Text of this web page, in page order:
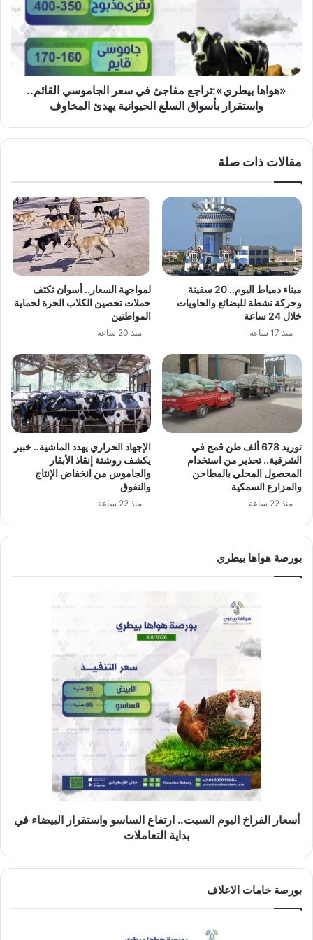
الجاموسي
القائم..
واستقرار
بأسواق
السلع«هواها بيطري»:تراجع مفاجئ في سعر الجاموسي القائم..
واستقرار بأسواق السلع الحيوانية يهدئ المخاوف
مقالات ذات صلة
ميناء دمياط اليوم.. 20 سفينة
وحركة نشطة للبضائع والحاويات
خلال 24 ساعة
منذ 17 ساعة
لمواجهة السعار.. أسوان تكثف
حملات تحصين الكلاب الحرة لحماية
المواطنين
منذ 20 ساعة
توريد 678 ألف طن قمح في
الشرقية.. تحذير من استخدام
المحصول المحلي بالمطاحن
والمزارع السمكية
منذ 22 ساعة
الإجهاد الحراري يهدد الماشية.. خبير
يكشف روشتة إنقاذ الأبقار
والجاموس من انخفاض الإنتاج
والنفوق
منذ 22 ساعة
بورصة هواها بيطري
أسعار الفراخ اليوم السبت.. ارتفاع الساسو واستقرار البيضاء في
بداية التعاملات
بورصة خامات الاعلاف